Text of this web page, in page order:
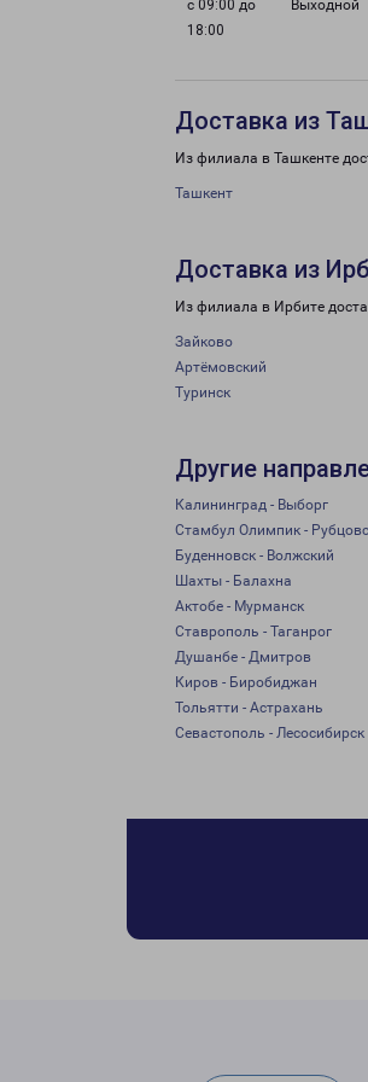
с 09:00 до
18:00
Выходной
Доставка из
Из филиала в Ташкенте
Ташкент
Доставка из
Из филиала в Ирбите
Зайково
Артёмовский
Туринск
Другие
Калининград - Выборг
Стамбул Олимпик -
Буденновск - Волжский
Шахты - Балахна
Актобе - Мурманск
Ставрополь - Таганрог
Душанбе - Дмитров
Киров - Биробиджан
Тольятти - Астрахань
Севастополь - Лесосибирск